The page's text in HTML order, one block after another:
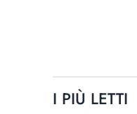
I PIÙ LETTI